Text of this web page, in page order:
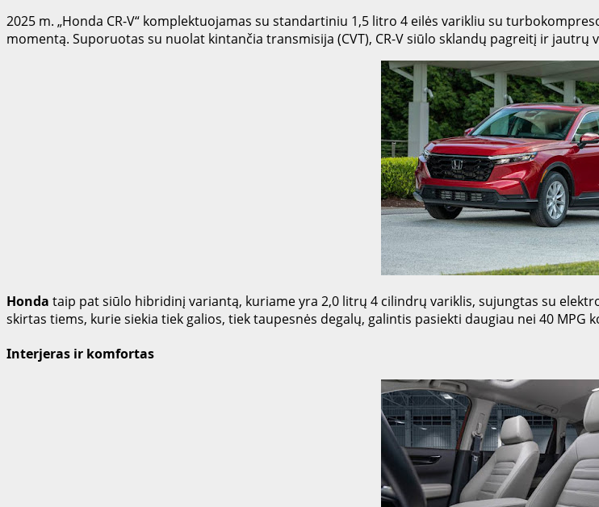
2025 m. „Honda CR-V“ komplektuojamas su standartiniu 1,5 litro 4 eilės varikliu su
momentą. Suporuotas su nuolat kintančia transmisija (CVT), CR-V siūlo sklandų pagreitį ir jautrų
Honda taip pat siūlo hibridinį variantą, kuriame yra 2,0 litrų 4 cilindrų variklis, sujungtas su
skirtas tiems, kurie siekia tiek galios, tiek taupesnės degalų, galintis pasiekti daugiau nei 40 MPG
Interjeras ir komfortas